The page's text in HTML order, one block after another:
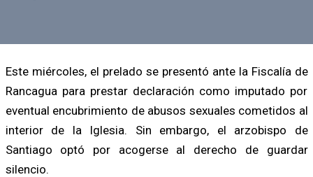
Este miércoles, el prelado se presentó ante la Fiscalía de
Rancagua para prestar declaración como imputado por
eventual encubrimiento de abusos sexuales cometidos al
interior de la Iglesia. Sin embargo, el arzobispo de
Santiago optó por acogerse al derecho de guardar
silencio.